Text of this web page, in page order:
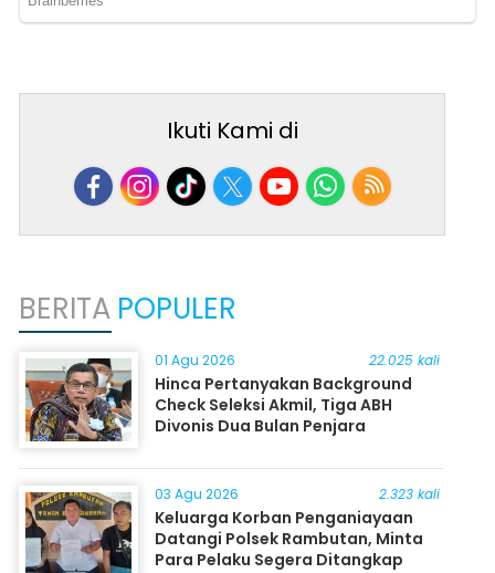
Ikuti Kami di
BERITA POPULER
01 Agu 2026 22.025 kali
Hinca Pertanyakan Background
Check Seleksi Akmil, Tiga ABH
Divonis Dua Bulan Penjara
03 Agu 2026 2.323 kali
Keluarga Korban Penganiayaan
Datangi Polsek Rambutan, Minta
Para Pelaku Segera Ditangkap